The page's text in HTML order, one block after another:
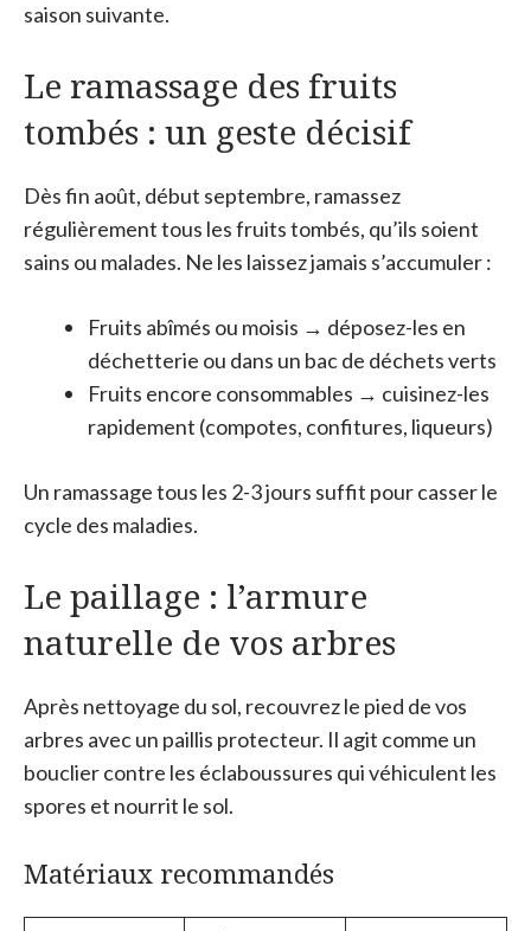
saison suivante.
Le ramassage des fruits
tombés : un geste décisif
Dès fin août, début septembre, ramassez
régulièrement tous les fruits tombés, qu’ils soient
sains ou malades. Ne les laissez jamais s’accumuler :
Fruits abîmés ou moisis → déposez-les en
déchetterie ou dans un bac de déchets verts
Fruits encore consommables → cuisinez-les
rapidement (compotes, confitures, liqueurs)
Un ramassage tous les 2-3 jours suffit pour casser le
cycle des maladies.
Le paillage : l’armure
naturelle de vos arbres
Après nettoyage du sol, recouvrez le pied de vos
arbres avec un paillis protecteur. Il agit comme un
bouclier contre les éclaboussures qui véhiculent les
spores et nourrit le sol.
Matériaux recommandés